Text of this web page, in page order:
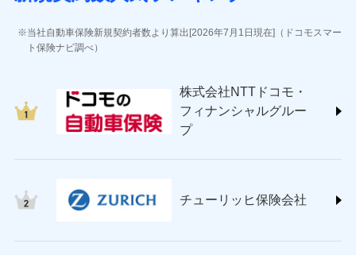
ソニー損害保険株式会社
(https://www.sonysonpo.co.jp/)
ＳＯＭＰＯダイレクト損害保険株式会社
(https://www.sompo-direct.co.jp/)
チューリッヒ保険会社 (https://www.zurich.co.jp/)
(https://www.nisshinfire.co.jp/)
(https://www.petfamilyins.co.jp/)
当社自動車保険新規契約者数より算出[2026年7月1日現在]（ドコモスマー
ト保険ナビ調べ）
株式会社NTTドコモ・
フィナンシャルグルー
プ
チューリッヒ保険会社